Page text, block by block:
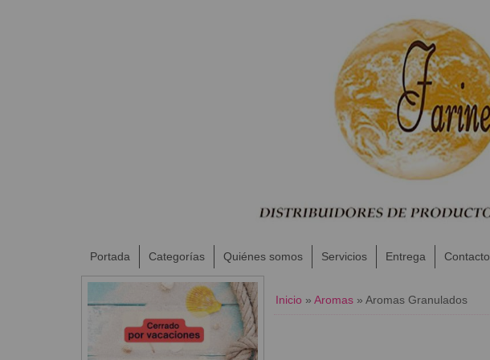
Portada Categorías Quiénes somos Servicios Entrega Contacto
Inicio » Aromas » Aromas Granulados